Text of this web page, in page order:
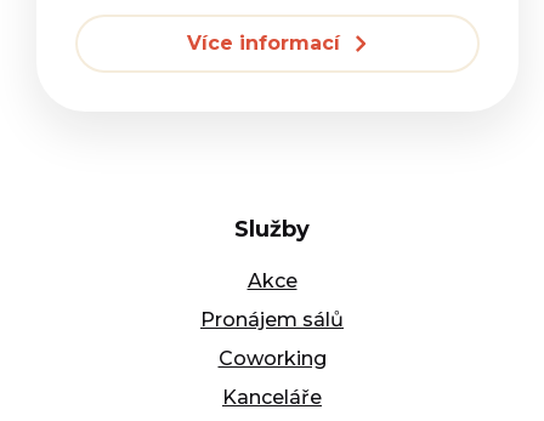
Více informací
Služby
Akce
Pronájem sálů
Coworking
Kanceláře